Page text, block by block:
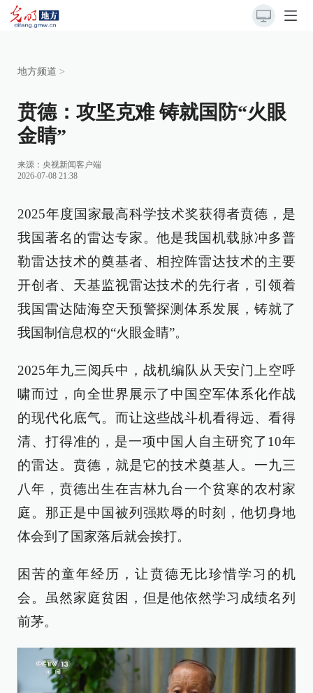
地方频道 >
贲德：攻坚克难 铸就国防“火眼
金睛”
来源： 央视新闻客户端
2026-07-08 21:38
2025年度国家最高科学技术奖获得者贲德，是
我国著名的雷达专家。他是我国机载脉冲多普
勒雷达技术的奠基者、相控阵雷达技术的主要
开创者、天基监视雷达技术的先行者，引领着
我国雷达陆海空天预警探测体系发展，铸就了
我国制信息权的“火眼金睛”。
2025年九三阅兵中，战机编队从天安门上空呼
啸而过，向全世界展示了中国空军体系化作战
的现代化底气。而让这些战斗机看得远、看得
清、打得准的，是一项中国人自主研究了10年
的雷达。贲德，就是它的技术奠基人。一九三
八年，贲德出生在吉林九台一个贫寒的农村家
庭。那正是中国被列强欺辱的时刻，他切身地
体会到了国家落后就会挨打。
困苦的童年经历，让贲德无比珍惜学习的机
会。虽然家庭贫困，但是他依然学习成绩名列
前茅。